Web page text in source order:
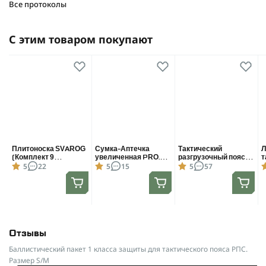
Ваш выбор - ваша безопасность
стандартами ДСТУ и НАТО и оптимизирован для реальных
защиту, но и уверенность в каждом решении. Ваши
безопасность и комфорт - наша забота.
Все протоколы
С этим товаром покупают
Плитоноска SVAROG
(Комплект 9
подсумков) с
системой быстрого
сброса. Molle. Цвет
5 22
Сумка-Аптечка
увеличенная PRO.
Мультикам,
5 15
Тактический
разгрузочный пояс
РПС, Cordura 1000D.
5 57
Отзывы
Баллистический пакет 1 класса защиты для тактического пояса РПС.
Размер S/M